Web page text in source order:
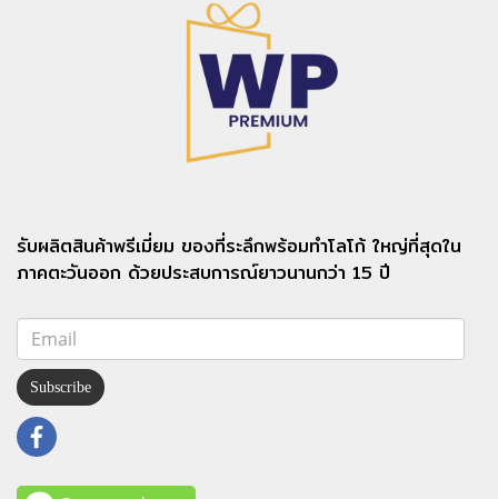
รับผลิตสินค้าพรีเมี่ยม ของที่ระลึกพร้อมทำโลโก้ ใหญ่ที่สุดใน
ภาคตะวันออก ด้วยประสบการณ์ยาวนานกว่า 15 ปี
Subscribe